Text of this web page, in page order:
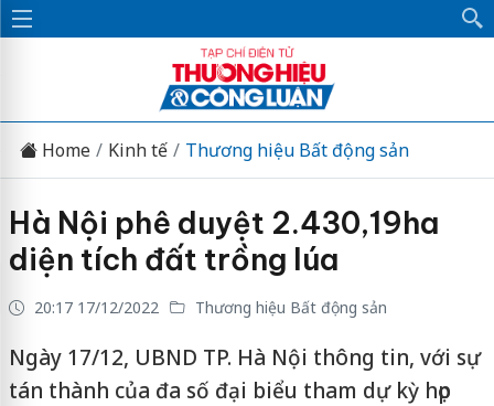
Home Kinh tế Thương hiệu Bất động sản
Hà Nội phê duyệt 2.430,19ha
diện tích đất trồng lúa
20:17 17/12/2022 Thương hiệu Bất động sản
Ngày 17/12, UBND TP. Hà Nội thông tin, với sự
tán thành của đa số đại biểu tham dự kỳ họp